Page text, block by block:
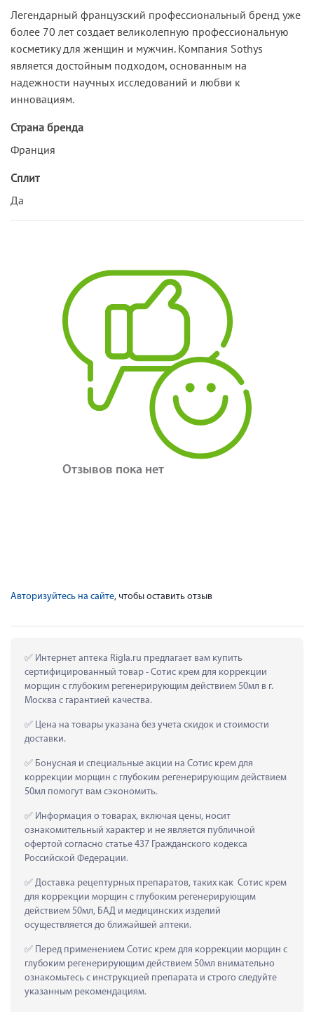
Легендарный французский профессиональный бренд уже
более 70 лет создает великолепную профессиональную
косметику для женщин и мужчин. Компания Sothys
является достойным подходом, основанным на
надежности научных исследований и любви к
инновациям.
Страна бренда
Франция
Сплит
Да
Отзывов пока нет
Авторизуйтесь на сайте, чтобы оставить отзыв
Интернет аптека Rigla.ru предлагает вам купить
сертифицированный товар - Сотис крем для коррекции
морщин с глубоким регенерирующим действием 50мл в г.
Москва с гарантией качества.
Цена на товары указана без учета скидок и стоимости
доставки.
Бонусная и специальные акции на Сотис крем для
коррекции морщин с глубоким регенерирующим действием
50мл помогут вам сэкономить.
Информация о товарах, включая цены, носит
ознакомительный характер и не является публичной
офертой согласно статье 437 Гражданского кодекса
Российской Федерации.
Доставка рецептурных препаратов, таких как  Сотис крем
для коррекции морщин с глубоким регенерирующим
действием 50мл, БАД и медицинских изделий
осуществляется до ближайшей аптеки.
Перед применением Сотис крем для коррекции морщин с
глубоким регенерирующим действием 50мл внимательно
ознакомьтесь с инструкцией препарата и строго следуйте
указанным рекомендациям.